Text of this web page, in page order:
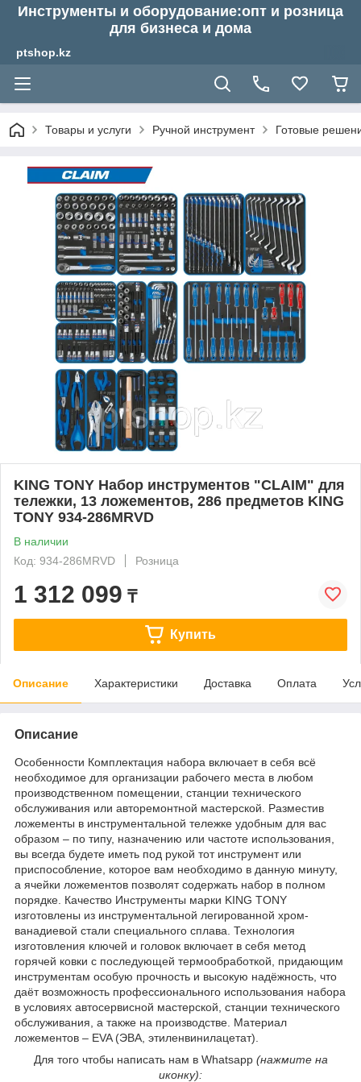
Инструменты и оборудование:опт и розница
для бизнеса и дома
ptshop.kz
Товары и услуги Ручной инструмент Готовые
KING TONY Набор инструментов "CLAIM" для
тележки, 13 ложементов, 286 предметов KING
TONY 934-286MRVD
В наличии
Код: 934-286MRVD
Розница
1 312 099 ₸
Купить
Описание Характеристики Доставка Оплата
Описание
Особенности Комплектация набора включает в себя всё
необходимое для организации рабочего места в любом
производственном помещении, станции технического
обслуживания или авторемонтной мастерской. Разместив
ложементы в инструментальной тележке удобным для вас
образом – по типу, назначению или частоте использования,
вы всегда будете иметь под рукой тот инструмент или
приспособление, которое вам необходимо в данную минуту,
а ячейки ложементов позволят содержать набор в полном
порядке. Качество Инструменты марки KING TONY
изготовлены из инструментальной легированной хром-
ванадиевой стали специального сплава. Технология
изготовления ключей и головок включает в себя метод
горячей ковки с последующей термообработкой, придающим
инструментам особую прочность и высокую надёжность, что
даёт возможность профессионального использования набора
в условиях автосервисной мастерской, станции технического
обслуживания, а также на производстве. Материал
ложементов – EVA (ЭВА, этиленвинилацетат).
Для того чтобы написать нам в Whatsapp (нажмите на
иконку):